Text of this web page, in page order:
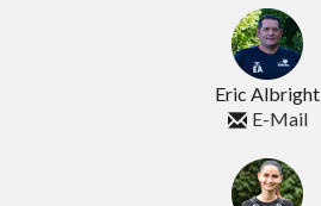
Eric Albright
E-Mail